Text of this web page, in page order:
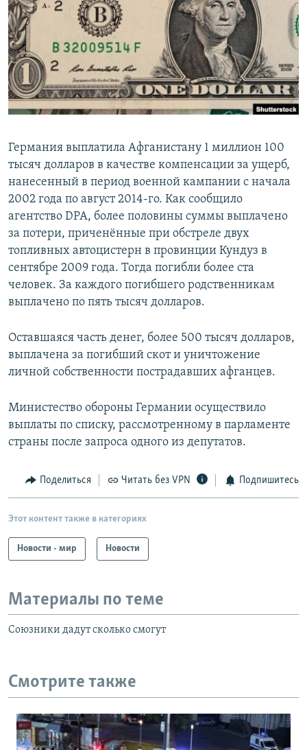
РАСПИСАНИЕ ВЕЩАНИЯ
ПОДПИШИТЕСЬ НА РАССЫЛКУ
СОЦИАЛЬНЫЕ СЕТИ
Все сайты РСЕ/РС
Германия выплатила Афганистану 1 миллион 100
тысяч долларов в качестве компенсации за ущерб,
нанесенный в период военной кампании с начала
2002 года по август 2014-го. Как сообщило
агентство DPA, более половины суммы выплачено
за потери, приченённые при обстреле двух
топливных автоцистерн в провинции Кундуз в
сентябре 2009 года. Тогда погибли более ста
человек. За каждого погибшего родственникам
выплачено по пять тысяч долларов.
Оставшаяся часть денег, более 500 тысяч долларов,
выплачена за погибший скот и уничтожение
личной собственности пострадавших афганцев.
Министество обороны Германии осуществило
выплаты по списку, рассмотренному в парламенте
страны после запроса одного из депутатов.
Поделиться Читать без VPN Подпишитесь
Этот контент также в категориях
Новости - мир Новости
Материалы по теме
Союзники дадут сколько смогут
Смотрите также